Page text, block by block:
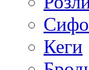
Кеги